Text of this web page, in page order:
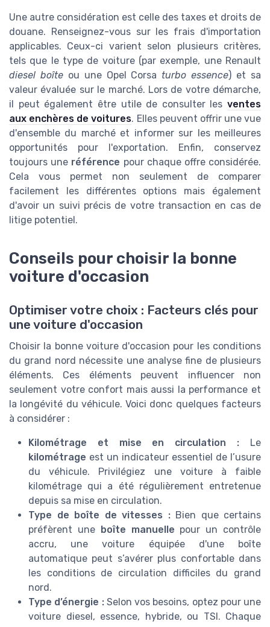
Une autre considération est celle des taxes et droits de
douane. Renseignez-vous sur les frais d'importation
applicables. Ceux-ci varient selon plusieurs critères,
tels que le type de voiture (par exemple, une Renault
diesel boîteou une Opel Corsa turbo essence) et sa
valeur évaluée sur le marché. Lors de votre démarche,
il peut également être utile de consulter les ventes
aux enchères de voitures. Elles peuvent offrir une vue
d'ensemble du marché et informer sur les meilleures
opportunités pour l'exportation. Enfin, conservez
toujours une référence pour chaque offre considérée.
Cela vous permet non seulement de comparer
facilement les différentes options mais également
d'avoir un suivi précis de votre transaction en cas de
litige potentiel.
Conseils pour choisir la bonne
voiture d'occasion
Optimiser votre choix : Facteurs clés pour
une voiture d'occasion
Choisir la bonne voiture d'occasion pour les conditions
du grand nord nécessite une analyse fine de plusieurs
éléments. Ces éléments peuvent influencer non
seulement votre confort mais aussi la performance et
la longévité du véhicule. Voici donc quelques facteurs
à considérer :
Kilométrage et mise en circulation : Le
kilométrage est un indicateur essentiel de l’usure
du véhicule. Privilégiez une voiture à faible
kilométrage qui a été régulièrement entretenue
depuis sa mise en circulation.
Type de boîte de vitesses :Bien que certains
préfèrent une boîte manuelle pour un contrôle
accru, une voiture équipée d'une boîte
automatique peut s’avérer plus confortable dans
les conditions de circulation difficiles du grand
nord.
Type d’énergie :Selon vos besoins, optez pour une
voiture diesel, essence, hybride, ou TSI. Chaque